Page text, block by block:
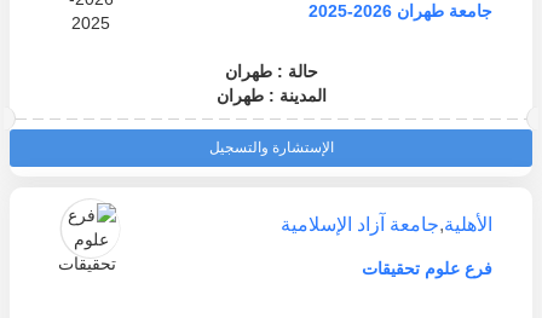
جامعة طهران 2026-2025
حالة : طهران
المدينة : طهران
الإستشارة والتسجيل
الأهلية,جامعة آزاد الإسلامية
فرع علوم تحقيقات